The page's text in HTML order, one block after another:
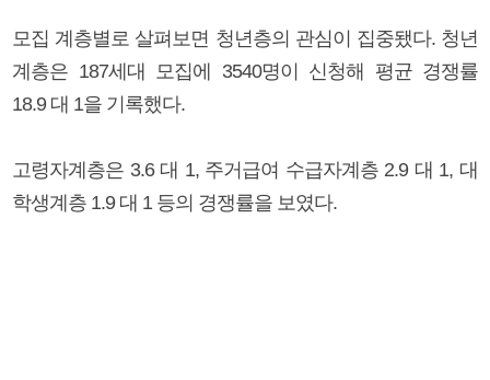
모집 계층별로 살펴보면 청년층의 관심이 집중됐다. 청년
계층은 187세대 모집에 3540명이 신청해 평균 경쟁률
18.9 대 1을 기록했다.
고령자계층은 3.6 대 1, 주거급여 수급자계층 2.9 대 1, 대
학생계층 1.9 대 1 등의 경쟁률을 보였다.